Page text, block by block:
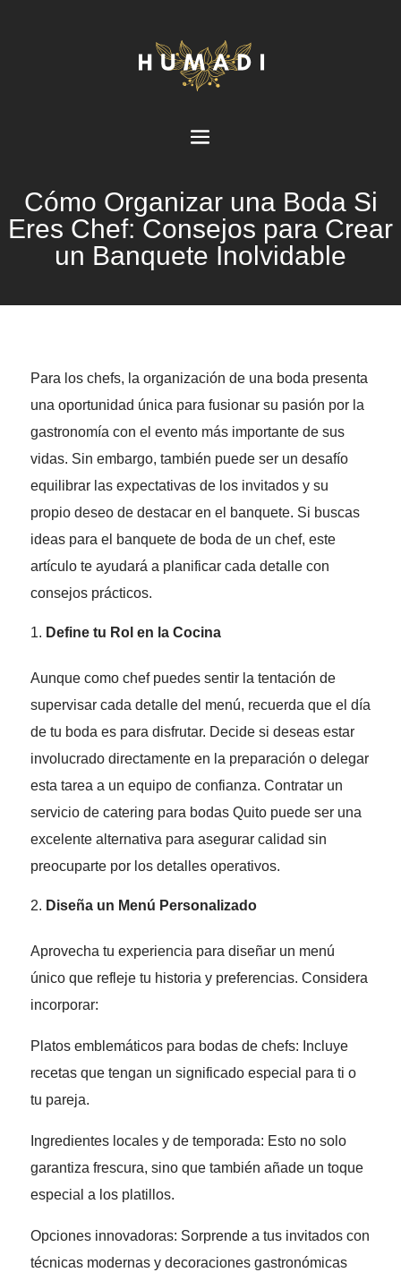
Cómo Organizar una Boda Si
Eres Chef: Consejos para Crear
un Banquete Inolvidable
Para los chefs, la organización de una boda presenta
una oportunidad única para fusionar su pasión por la
gastronomía con el evento más importante de sus
vidas. Sin embargo, también puede ser un desafío
equilibrar las expectativas de los invitados y su
propio deseo de destacar en el banquete. Si buscas
ideas para el banquete de boda de un chef, este
artículo te ayudará a planificar cada detalle con
consejos prácticos.
Define tu Rol en la Cocina
Aunque como chef puedes sentir la tentación de
supervisar cada detalle del menú, recuerda que el día
de tu boda es para disfrutar. Decide si deseas estar
involucrado directamente en la preparación o delegar
esta tarea a un equipo de confianza. Contratar un
servicio de catering para bodas Quito puede ser una
excelente alternativa para asegurar calidad sin
preocuparte por los detalles operativos.
Diseña un Menú Personalizado
Aprovecha tu experiencia para diseñar un menú
único que refleje tu historia y preferencias. Considera
incorporar:
Platos emblemáticos para bodas de chefs: Incluye
recetas que tengan un significado especial para ti o
tu pareja.
Ingredientes locales y de temporada: Esto no solo
garantiza frescura, sino que también añade un toque
especial a los platillos.
Opciones innovadoras: Sorprende a tus invitados con
técnicas modernas y decoraciones gastronómicas